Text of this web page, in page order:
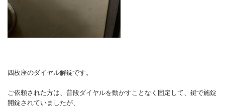
四枚座のダイヤル解錠です。
ご依頼された方は、普段ダイヤルを動かすことなく固定して、鍵で施錠
開錠されていましたが、